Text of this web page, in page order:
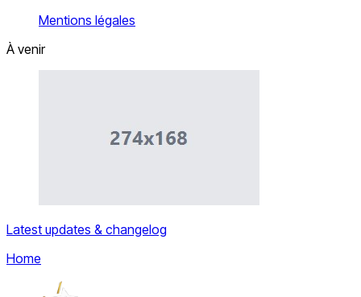
Mentions légales
À venir
Latest updates & changelog
Home